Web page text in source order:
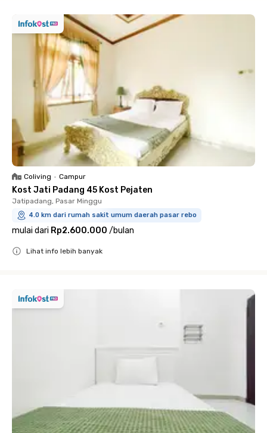
Coliving • Campur
Kost Jati Padang 45 Kost Pejaten
Jatipadang, Pasar Minggu
4.0 km dari rumah sakit umum daerah pasar rebo
mulai dari Rp2.600.000 /bulan
Lihat info lebih banyak